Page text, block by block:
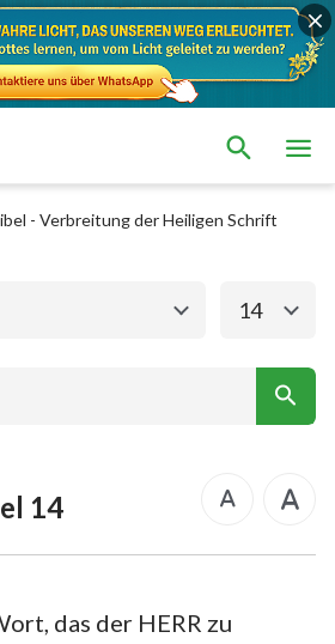
- Verbreitung der Heiligen Schrift
Das neue Testament
2. Mose
Nehemia
Hiob
14
14
das der HERR zu